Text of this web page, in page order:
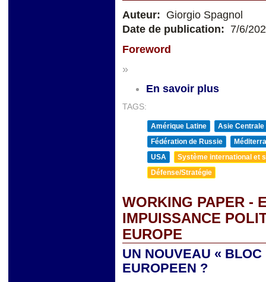
Auteur: Giorgio Spagnol
Date de publication: 7/6/
Foreword
»
En savoir plus
TAGS:
Amérique Latine
Asie Centrale
Fédération de Russie
USA
Système international et
Défense/Stratégie
WORKING PAPER -
IMPUISSANCE
EUROPE
UN NOUVEAU «
EUROPEEN ?